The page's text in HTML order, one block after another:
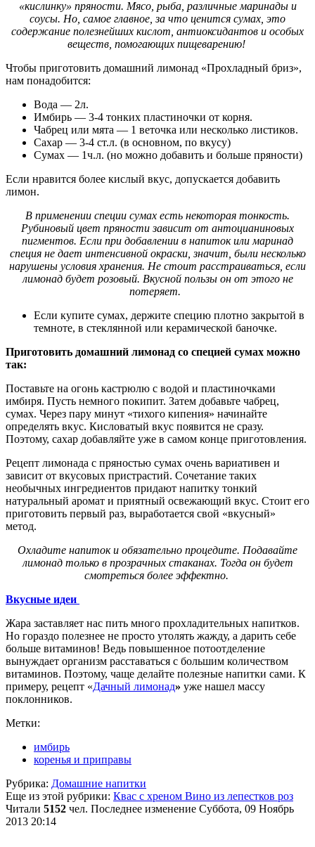
«кислинку» пряности. Мясо, рыба, различные маринады и
соусы. Но, самое главное, за что ценится сумах, это
содержание полезнейших кислот, антиоксидантов и особых
веществ, помогающих пищеварению!
Чтобы приготовить домашний лимонад «Прохладный бриз»,
нам понадобится:
Вода — 2л.
Имбирь — 3-4 тонких пластиночки от корня.
Чабрец или мята — 1 веточка или несколько листиков.
Сахар — 3-4 ст.л. (в основном, по вкусу)
Сумах — 1ч.л. (но можно добавить и больше пряности)
Если нравится более кислый вкус, допускается добавить
лимон.
В применении специи сумах есть некоторая тонкость.
Рубиновый цвет пряности зависит от антоцианиновых
пигментов. Если при добавлении в напиток или маринад
специя не дает интенсивной окраски, значит, были несколько
нарушены условия хранения. Не стоит расстраиваться, если
лимонад будет розовый. Вкусной пользы он от этого не
потеряет.
Если купите сумах, держите специю плотно закрытой в
темноте, в стеклянной или керамической баночке.
Приготовить домашний лимонад со специей сумах можно
так:
Поставьте на огонь кастрюлю с водой и пластиночками
имбиря. Пусть немного покипит. Затем добавьте чабрец,
сумах. Через пару минут «тихого кипения» начинайте
определять вкус. Кисловатый вкус появится не сразу.
Поэтому, сахар добавляйте уже в самом конце приготовления.
Рецепт лимонада с пряностью сумах очень вариативен и
зависит от вкусовых пристрастий. Сочетание таких
необычных ингредиентов придают напитку тонкий
натуральный аромат и приятный освежающий вкус. Стоит его
приготовить первый раз, выработается свой «вкусный»
метод.
Охладите напиток и обязательно процедите. Подавайте
лимонад только в прозрачных стаканах. Тогда он будет
смотреться более эффектно.
Вкусные идеи
Жара заставляет нас пить много прохладительных напитков.
Но гораздо полезнее не просто утолять жажду, а дарить себе
больше витаминов! Ведь повышенное потоотделение
вынуждает организм расставаться с большим количеством
витаминов. Поэтому, чаще делайте полезные напитки сами. К
примеру, рецепт «Дачный лимонад» уже нашел массу
поклонников.
Метки:
имбирь
коренья и приправы
Рубрика: Домашние напитки
Еще из этой рубрики: Квас с хреном Вино из лепестков роз
Читали 5152 чел. Последнее изменение Суббота, 09 Ноябрь
2013 20:14